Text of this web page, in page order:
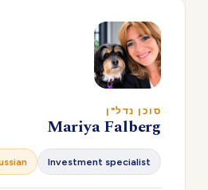
סוכן נדל"ן
Mariya Falberg
Investment specialist
Russian